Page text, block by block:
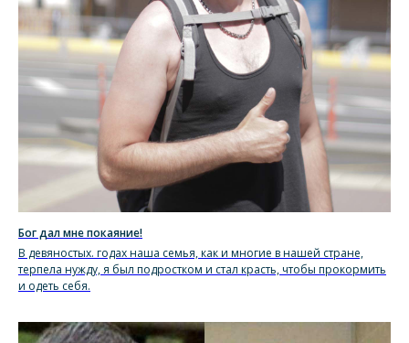
Бог дал мне покаяние!
В девяностых. годах наша семья, как и многие в нашей стране,
терпела нужду, я был подростком и стал красть, чтобы прокормить
и одеть себя.